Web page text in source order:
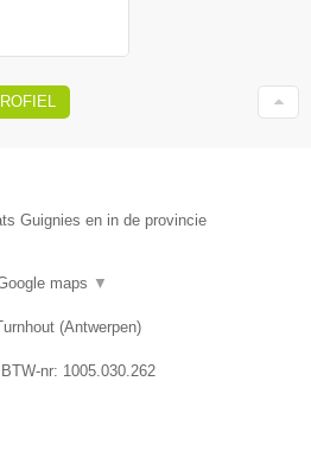
Guignies en in de provincie
maps ▼
(Antwerpen)
nr: 1005.030.262